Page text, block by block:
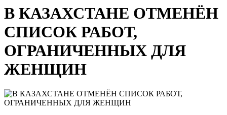
В КАЗАХСТАНЕ ОТМЕНЁН
СПИСОК РАБОТ,
ОГРАНИЧЕННЫХ ДЛЯ
ЖЕНЩИН